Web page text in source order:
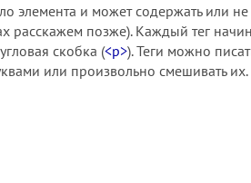
элемента и может содержать или
расскажем позже). Каждый тег
скобка (<p>). Теги можно
или произвольно смешивать